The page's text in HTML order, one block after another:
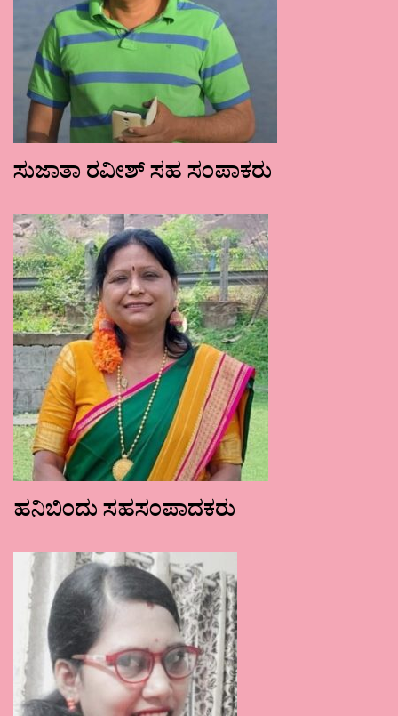
ಸುಜಾತಾ ರವೀಶ್ ಸಹ ಸಂಪಾಕರು
ಹನಿಬಿಂದು ಸಹಸಂಪಾದಕರು